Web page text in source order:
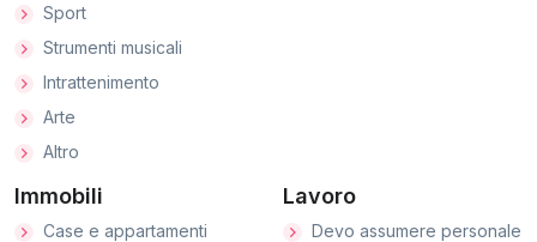
Sport
Strumenti musicali
Intrattenimento
Arte
Altro
Immobili
Case e appartamenti
Lavoro
Devo assumere personale